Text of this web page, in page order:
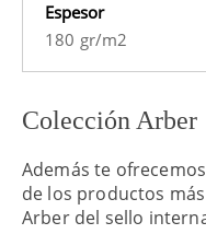
Espesor
180 gr/m2
Colección Arber
Además te
de los productos
Arber del sello